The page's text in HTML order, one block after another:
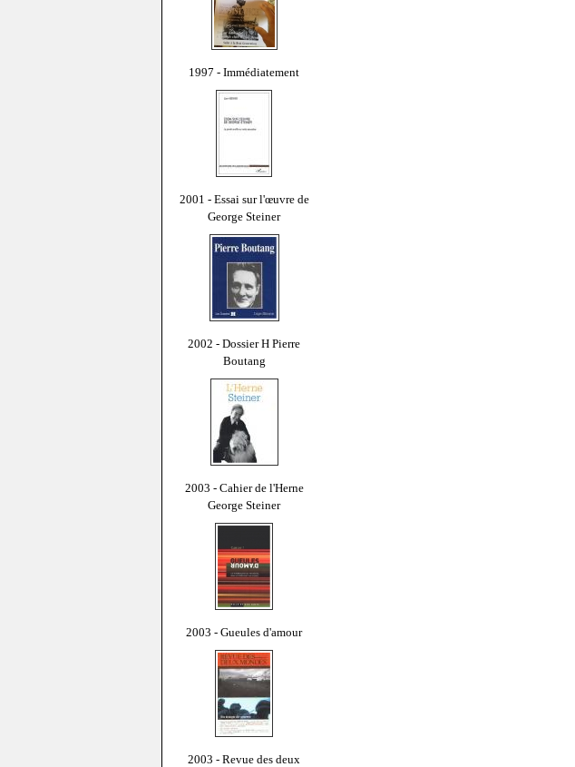
1997 - Immédiatement
2001 - Essai sur l'œuvre de
George Steiner
2002 - Dossier H Pierre
Boutang
2003 - Cahier de l'Herne
George Steiner
2003 - Gueules d'amour
2003 - Revue des deux